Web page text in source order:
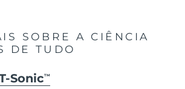
SOBRE A CIÊNCIA
DE TUDO
SonicTM